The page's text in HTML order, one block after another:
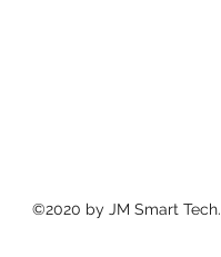
©2020 by JM Smart Tech.